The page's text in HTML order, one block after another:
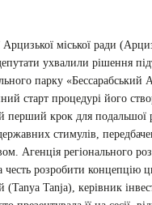
Арцизької міської ради
ухвалили рішення
парку «Бессарабський
старт процедурі його
крок для подальшої
стимулів,
Агенція регіонального
честь розробити концепцію
(Tanya Tanja), керівник